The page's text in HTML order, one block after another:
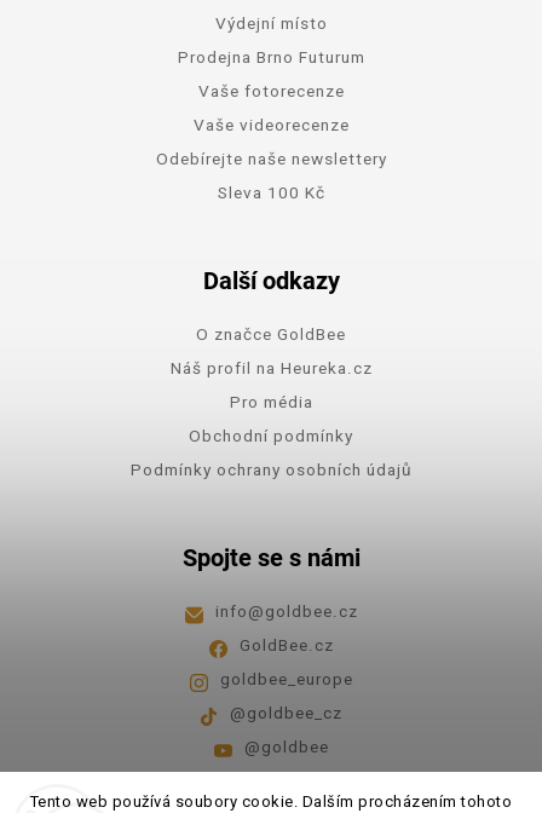
Tento web používá soubory cookie. Dalším procházením tohoto
Výdejní místo
Prodejna Brno Futurum
Vaše fotorecenze
Vaše videorecenze
Odebírejte naše newslettery
Sleva 100 Kč
Další odkazy
O značce GoldBee
Náš profil na Heureka.cz
Pro média
Obchodní podmínky
Podmínky ochrany osobních údajů
Spojte se s námi
info@goldbee.cz
GoldBee.cz
goldbee_europe
@goldbee_cz
@goldbee
Pondělí - pátek 8:00-14:00